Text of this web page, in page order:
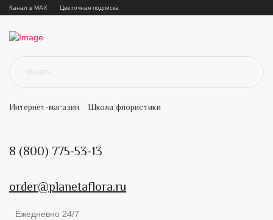
Канал в MAX Цветочная подписка
Интернет-магазин Школа флористики
8 (800) 775-53-13
order@planetaflora.ru
Ежедневно 24/7